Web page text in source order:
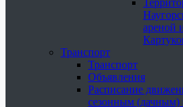
ареной
Транспорт
Транспорт
Объявления
Расписание
сезонным (дачным)